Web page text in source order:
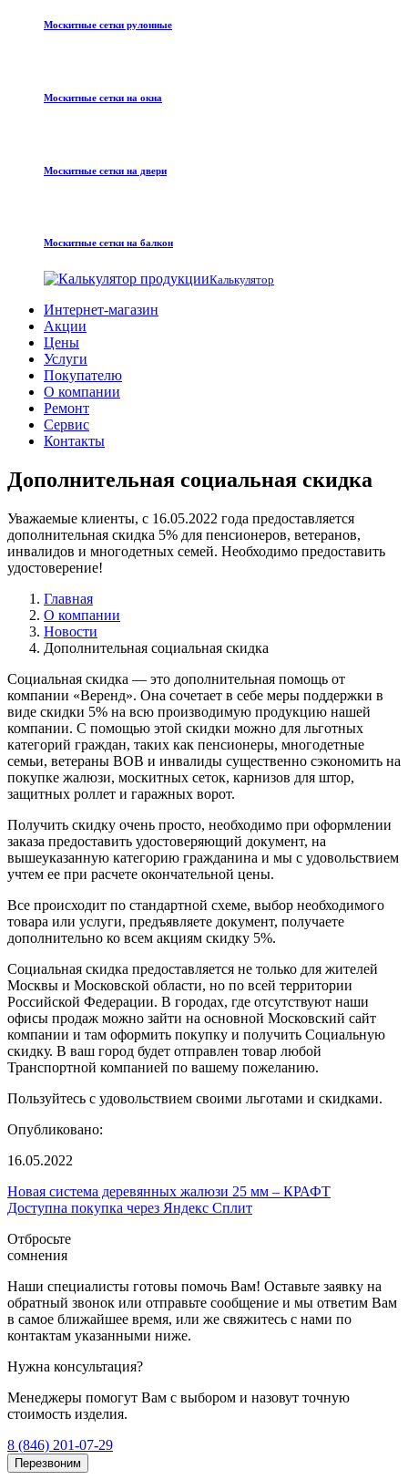
Москитные сетки рулонные
Москитные сетки на окна
Москитные сетки на двери
Москитные сетки на балкон
Калькулятор
Интернет-магазин
Акции
Цены
Услуги
Покупателю
О компании
Ремонт
Сервис
Контакты
Дополнительная социальная скидка
Уважаемые клиенты, с 16.05.2022 года предоставляется
дополнительная скидка 5% для пенсионеров, ветеранов,
инвалидов и многодетных семей. Необходимо предоставить
удостоверение!
Главная
О компании
Новости
Дополнительная социальная скидка
Социальная скидка — это дополнительная помощь от
компании «Веренд». Она сочетает в себе меры поддержки в
виде скидки 5% на всю производимую продукцию нашей
компании. С помощью этой скидки можно для льготных
категорий граждан, таких как пенсионеры, многодетные
семьи, ветераны ВОВ и инвалиды существенно сэкономить на
покупке жалюзи, москитных сеток, карнизов для штор,
защитных роллет и гаражных ворот.
Получить скидку очень просто, необходимо при оформлении
заказа предоставить удостоверяющий документ, на
вышеуказанную категорию гражданина и мы с удовольствием
учтем ее при расчете окончательной цены.
Все происходит по стандартной схеме, выбор необходимого
товара или услуги, предъявляете документ, получаете
дополнительно ко всем акциям скидку 5%.
Социальная скидка предоставляется не только для жителей
Москвы и Московской области, но по всей территории
Российской Федерации. В городах, где отсутствуют наши
офисы продаж можно зайти на основной Московский сайт
компании и там оформить покупку и получить Социальную
скидку. В ваш город будет отправлен товар любой
Транспортной компанией по вашему пожеланию.
Пользуйтесь с удовольствием своими льготами и скидками.
Опубликовано:
16.05.2022
Новая система деревянных жалюзи 25 мм – КРАФТ
Доступна покупка через Яндекс Сплит
Отбросьте
сомнения
Наши специалисты готовы помочь Вам! Оставьте заявку на
обратный звонок или отправьте сообщение и мы ответим Вам
в самое ближайшее время, или же свяжитесь с нами по
контактам указанными ниже.
Нужна консультация?
Менеджеры помогут Вам с выбором и назовут точную
стоимость изделия.
8 (846) 201-07-29
Перезвоним